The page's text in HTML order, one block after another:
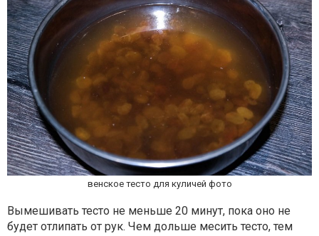
венское тесто для куличей фото
Вымешивать тесто не меньше 20 минут, пока оно не
будет отлипать от рук. Чем дольше месить тесто, тем